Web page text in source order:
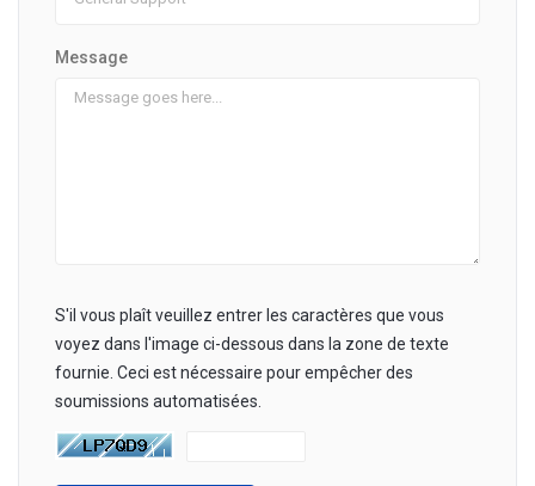
Message
S'il vous plaît veuillez entrer les caractères que vous
voyez dans l'image ci-dessous dans la zone de texte
fournie. Ceci est nécessaire pour empêcher des
soumissions automatisées.